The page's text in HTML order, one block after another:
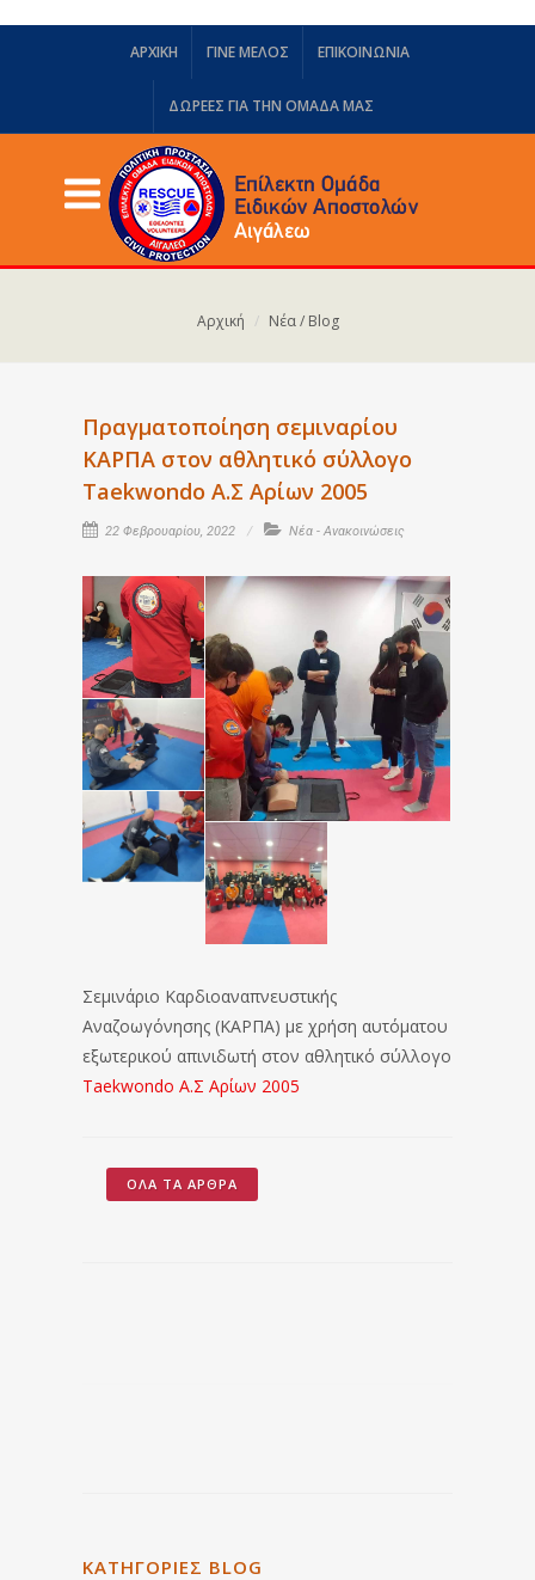
ΑΡΧΙΚΗ ΓΙΝΕ ΜΕΛΟΣ ΕΠΙΚΟΙΝΩΝΙΑ
ΔΩΡΕΈΣ ΓΙΑ ΤΗΝ ΟΜΆΔΑ ΜΑΣ
Αρχική Νέα / Blog
Πραγματοποίηση σεμιναρίου
ΚΑΡΠΑ στον αθλητικό σύλλογο
Taekwondo Α.Σ Aρίων 2005
22 Φεβρουαρίου, 2022 Νέα - Ανακοινώσεις
Σεμινάριο Καρδιοαναπνευστικής
Αναζοωγόνησης (ΚΑΡΠΑ) με χρήση αυτόματου
εξωτερικού απινιδωτή στον αθλητικό σύλλογο
Taekwondo Α.Σ Aρίων 2005
ΌΛΑ ΤΑ ΆΡΘΡΑ
ΚΑΤΗΓΟΡΙΕΣ BLOG